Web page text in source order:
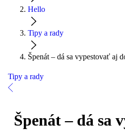
Hello
Tipy a rady
Špenát – dá sa vypestovať aj
Tipy a rady
Špenát – dá sa